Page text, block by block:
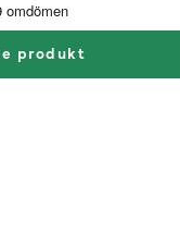
produkt